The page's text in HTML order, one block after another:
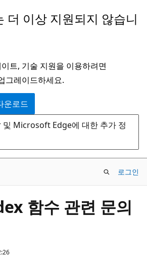
더 이상 지원되지 않습니
트, 기술 지원을 이용하려면
그레이드하세요.
운로드
Microsoft Edge에 대한 추가 정
로그인
함수 관련 문의